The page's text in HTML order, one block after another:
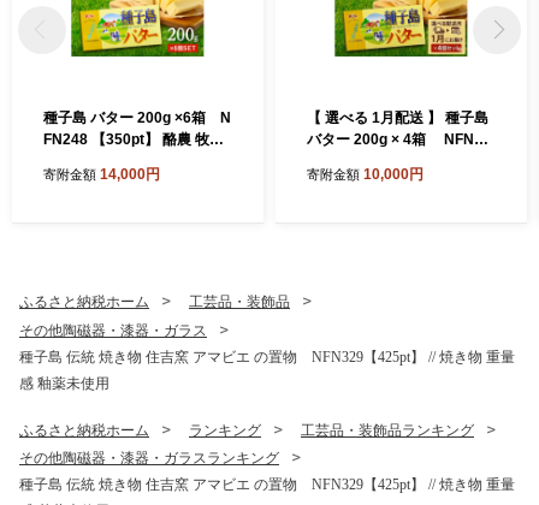
種子島 バター 200g ×6箱 N
FN248 【350pt】 酪農 牧場
普段使い 生乳 牛乳 風味豊か
寄附金額 14,000円
【 選べる 1月配送 】 種子島
バター 200g × 4箱 NFN40
セット 種子島産 生乳のみ お
寄附金額 10,000円
ふるさと納税ホーム
工芸品・装飾品
その他陶磁器・漆器・ガラス
種子島 伝統 焼き物 住吉窯 アマビエ の置物 NFN329【425pt】 // 焼き物 重量
感 釉薬未使用
ふるさと納税ホーム ランキング
工芸品・装飾品ランキング
その他陶磁器・漆器・ガラスランキング
種子島 伝統 焼き物 住吉窯 アマビエ の置物 NFN329【425pt】 // 焼き物 重量